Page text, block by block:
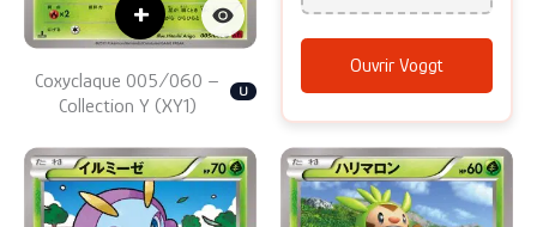
+
Coxyclaque 005/060 –
Collection Y (XY1)
U
Ouvrir Voggt